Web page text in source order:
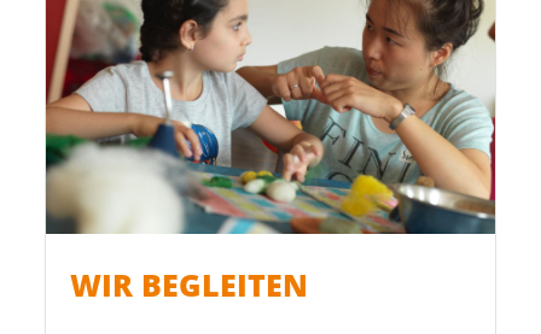
WIR BEGLEITEN